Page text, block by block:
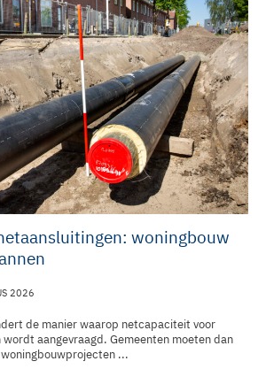
woningbouw
2026
de manier waarop netcapaciteit voor
aangevraagd. Gemeenten moeten dan
...